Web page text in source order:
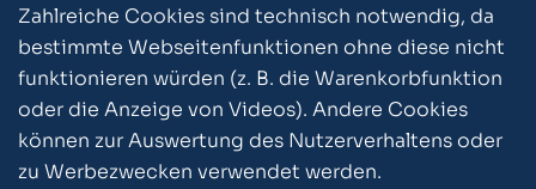
Zahlreiche Cookies sind technisch notwendig, da
bestimmte Webseitenfunktionen ohne diese nicht
funktionieren würden (z. B. die Warenkorbfunktion
oder die Anzeige von Videos). Andere Cookies
können zur Auswertung des Nutzerverhaltens oder
zu Werbezwecken verwendet werden.